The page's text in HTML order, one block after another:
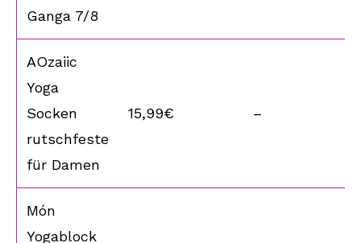
Ganga 7/8
AOzaiic
Yoga
Socken
rutschfeste
für Damen
15,99€ –
Món
Yogablock